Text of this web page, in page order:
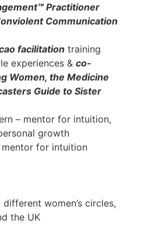
™ Practitioner
Communication
facilitation training
experiences & co-
Women, the Medicine
Guide to Sister
– mentor for intuition,
growth
mentor for intuition
women’s circles,
the UK